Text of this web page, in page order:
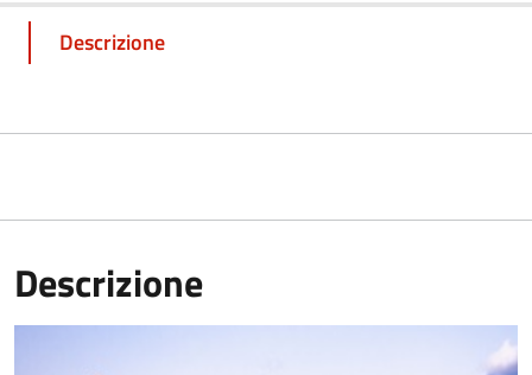
Descrizione
Descrizione